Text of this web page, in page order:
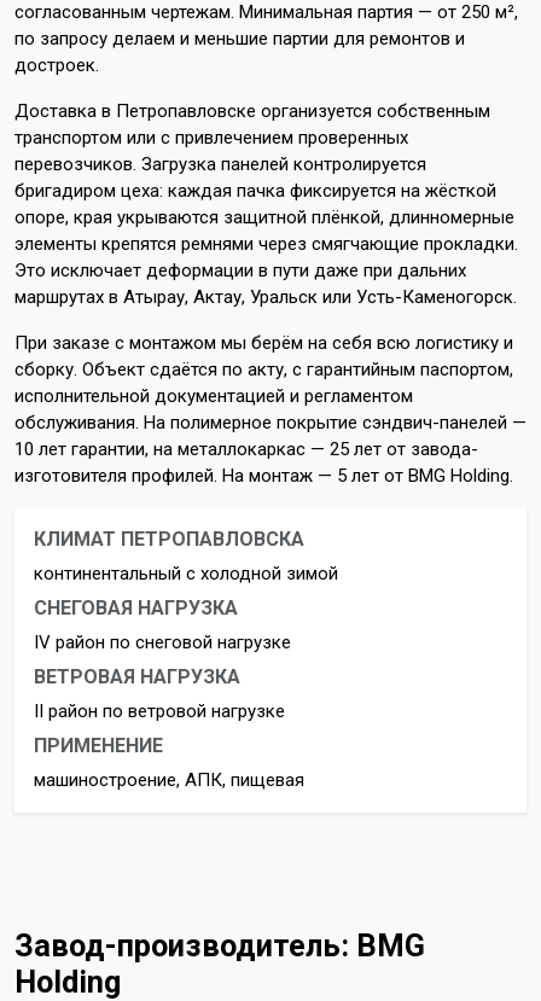
согласованным чертежам. Минимальная партия — от 250 м²,
по запросу делаем и меньшие партии для ремонтов и
достроек.
Доставка в Петропавловске организуется собственным
транспортом или с привлечением проверенных
перевозчиков. Загрузка панелей контролируется
бригадиром цеха: каждая пачка фиксируется на жёсткой
опоре, края укрываются защитной плёнкой, длинномерные
элементы крепятся ремнями через смягчающие прокладки.
Это исключает деформации в пути даже при дальних
маршрутах в Атырау, Актау, Уральск или Усть-Каменогорск.
При заказе с монтажом мы берём на себя всю логистику и
сборку. Объект сдаётся по акту, с гарантийным паспортом,
исполнительной документацией и регламентом
обслуживания. На полимерное покрытие сэндвич-панелей —
10 лет гарантии, на металлокаркас — 25 лет от завода-
изготовителя профилей. На монтаж — 5 лет от BMG Holding.
КЛИМАТ ПЕТРОПАВЛОВСКА
континентальный с холодной зимой
СНЕГОВАЯ НАГРУЗКА
IV район по снеговой нагрузке
ВЕТРОВАЯ НАГРУЗКА
II район по ветровой нагрузке
ПРИМЕНЕНИЕ
машиностроение, АПК, пищевая
Завод-производитель: BMG
Holding